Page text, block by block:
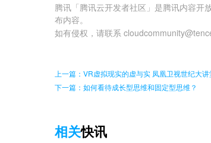
腾讯「腾讯云开发者社区」是腾讯内容开
布内容。
如有侵权，请联系
上一篇：VR虚拟现实的虚与实 凤凰卫视世纪大讲
下一篇：如何看待成长型思维和固定型思维？
相关快讯